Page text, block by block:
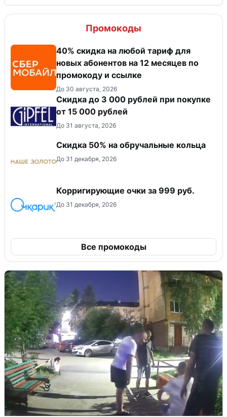
Промокоды
40% скидка на любой тариф для
новых абонентов на 12 месяцев по
промокоду и ссылке
До 30 августа, 2026
Скидка до 3 000 рублей при покупке
от 15 000 рублей
До 31 августа, 2026
Скидка 50% на обручальные кольца
До 31 декабря, 2026
Корригирующие очки за 999 руб.
До 31 декабря, 2026
Все промокоды